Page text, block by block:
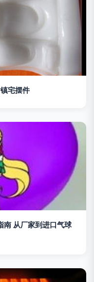
宅摆件
南 从厂家到进口气球